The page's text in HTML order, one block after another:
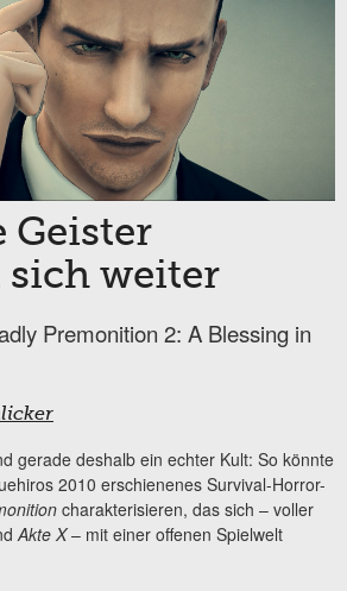
Geister
sich weiter
Premonition 2: A Blessing in
gerade deshalb ein echter Kult: So könnte
2010 erschienenes Survival-Horror-
charakterisieren, das sich – voller
Akte X– mit einer offenen Spielwelt